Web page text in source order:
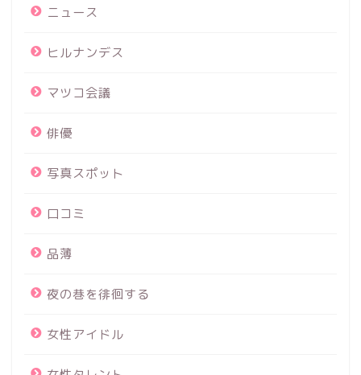
ニュース
ヒルナンデス
マツコ会議
俳優
写真スポット
口コミ
品薄
夜の巷を徘徊する
女性アイドル